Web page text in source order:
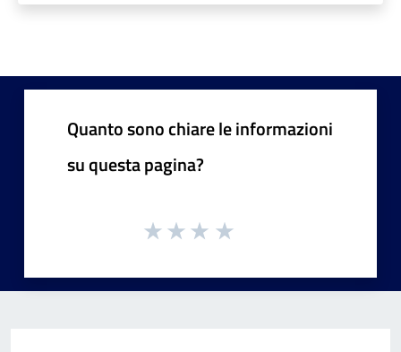
Quanto sono chiare le informazioni
su questa pagina?